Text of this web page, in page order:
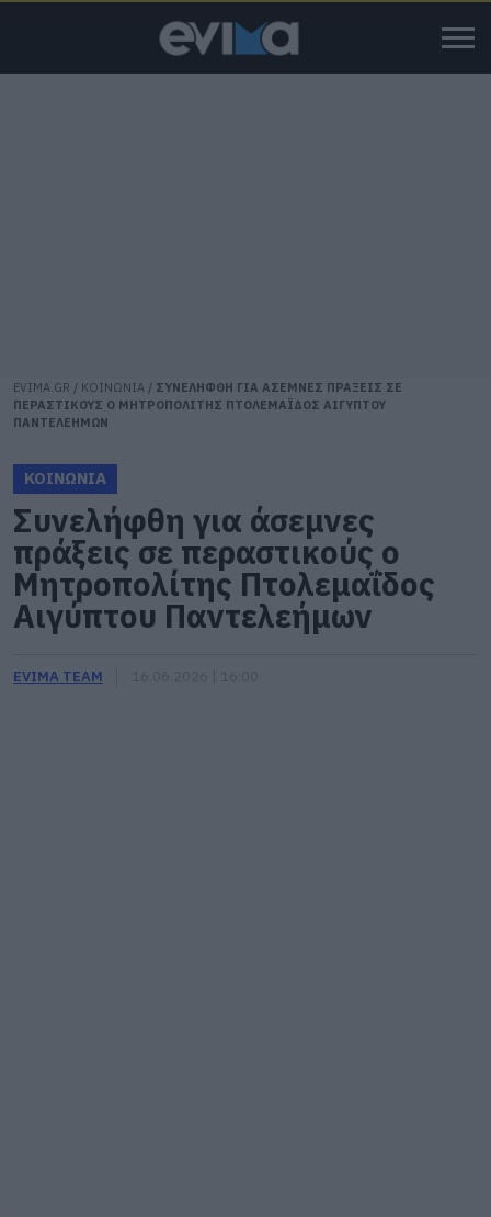
EVIMA.GR / ΚΟΙΝΩΝΙΑ / ΣΥΝΕΛΗΦΘΗ ΓΙΑ ΑΣΕΜΝΕΣ ΠΡΑΞΕΙΣ ΣΕ
ΠΕΡΑΣΤΙΚΟΥΣ Ο ΜΗΤΡΟΠΟΛΙΤΗΣ ΠΤΟΛΕΜΑΪΔΟΣ ΑΙΓΥΠΤΟΥ
ΠΑΝΤΕΛΕΗΜΩΝ
ΚΟΙΝΩΝΙΑ
Συνελήφθη για άσεμνες
πράξεις σε περαστικούς ο
Μητροπολίτης Πτολεμαΐδος
Αιγύπτου Παντελεήμων
EVIMA TEAM